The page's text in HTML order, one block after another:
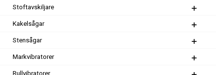
Stoftavskiljare
Kakelsågar
Stensågar
Markvibratorer
Rullvibratorer